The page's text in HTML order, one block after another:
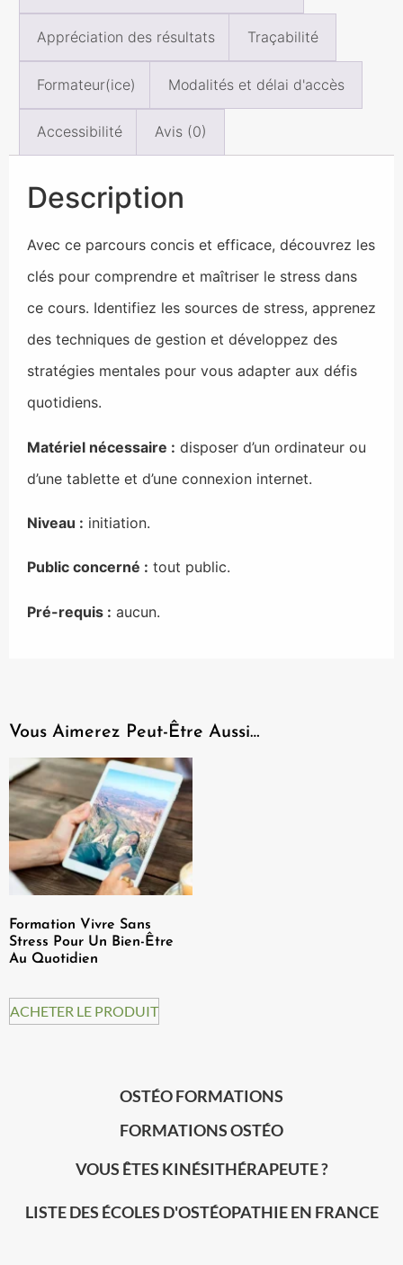
Appréciation des résultats Traçabilité
Formateur(ice) Modalités et délai d'accès
Accessibilité Avis (0)
Description
Avec ce parcours concis et efficace, découvrez les
clés pour comprendre et maîtriser le stress dans
ce cours. Identifiez les sources de stress, apprenez
des techniques de gestion et développez des
stratégies mentales pour vous adapter aux défis
quotidiens.
Matériel nécessaire : disposer d’un ordinateur ou
d’une tablette et d’une connexion internet.
Niveau : initiation.
Public concerné : tout public.
Pré-requis : aucun.
Vous Aimerez Peut-Être Aussi…
Formation Vivre Sans
Stress Pour Un Bien-Être
Au Quotidien
ACHETER LE PRODUIT
OSTÉO FORMATIONS
FORMATIONS OSTÉO
VOUS ÊTES KINÉSITHÉRAPEUTE ?
LISTE DES ÉCOLES D'OSTÉOPATHIE EN FRANCE